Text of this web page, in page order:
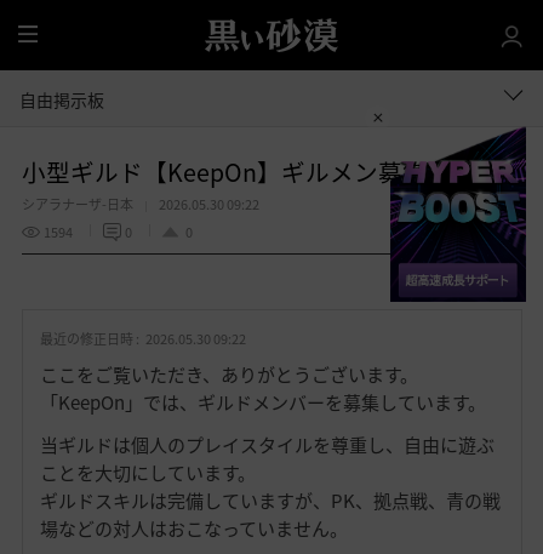
全
体
自由掲示板
小型ギルド【KeepOn】ギルメン募集中です
シアラナーザ-日本
2026.05.30 09:22
1594
0 0
お
り
共有する
最近の修正日時 : 2026.05.30 09:22
ここをご覧いただき、ありがとうございます。
「KeepOn」では、ギルドメンバーを募集しています。
当ギルドは個人のプレイスタイルを尊重し、自由に遊ぶ
ことを大切にしています。
ギルドスキルは完備していますが、PK、拠点戦、青の戦
場などの対人はおこなっていません。